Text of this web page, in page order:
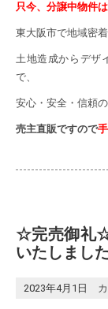
只今、分譲中物件は
東大阪市で地域密
土地造成からデザ
で、
安心・安全・信頼
売主直販ですので
☆完売御礼
いたしまし
2023年4月1日 カ